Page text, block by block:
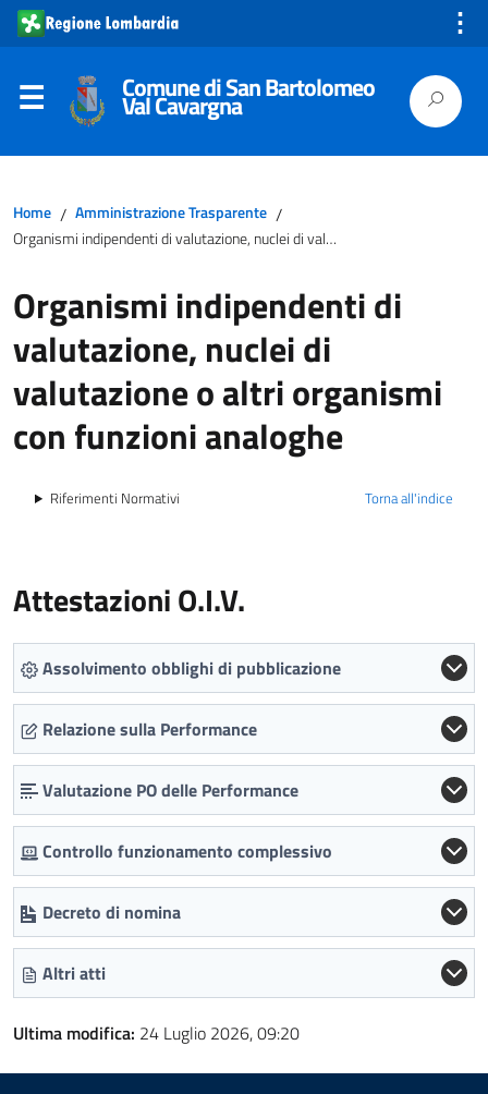
⋮
Comune di San Bartolomeo
Val Cavargna
Home / Amministrazione Trasparente /
Organismi indipendenti di valutazione, nuclei di valutazione o altri organismi con funzioni analoghe
Organismi indipendenti di
valutazione, nuclei di
valutazione o altri organismi
con funzioni analoghe
Torna all'indice
Riferimenti Normativi
Attestazioni O.I.V.
Assolvimento obblighi di pubblicazione
Relazione sulla Performance
Valutazione PO delle Performance
Controllo funzionamento complessivo
Decreto di nomina
Altri atti
Ultima modifica: 24 Luglio 2026, 09:20